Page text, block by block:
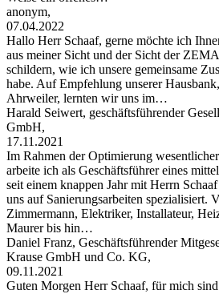
anonym,
07.04.2022
Hallo Herr Schaaf, gerne möchte ich
aus meiner Sicht und der Sicht der
schildern, wie ich unsere gemeinsame
habe. Auf Empfehlung unserer
Ahrweiler, lernten wir uns im…
Harald Seiwert, geschäftsführender
GmbH,
17.11.2021
Im Rahmen der Optimierung
arbeite ich als Geschäftsführer eines
seit einem knappen Jahr mit Herrn
uns auf Sanierungsarbeiten spezialisiert.
Zimmermann, Elektriker, Installateur,
Maurer bis hin…
Daniel Franz, Geschäftsführender
Krause GmbH und Co. KG,
09.11.2021
Guten Morgen Herr Schaaf, für mich